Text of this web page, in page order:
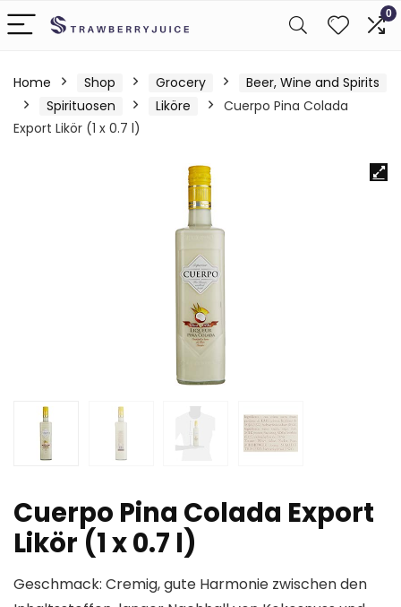
0
Home Shop Grocery
Beer, Wine and Spirits
Spirituosen
Liköre
Cuerpo Pina Colada
Export Likör (1 x 0.7 l)
Cuerpo Pina Colada Export
Likör (1 x 0.7 l)
Geschmack: Cremig, gute Harmonie zwischen den